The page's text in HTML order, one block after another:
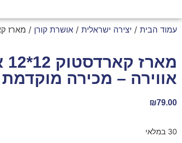
עמוד הבית / יצירה ישראלית / אושרת קורן / מארז קארדסטוק 12*12 אינץ’
אווירה – מכירה מוקדמת
₪79.00
30 במלאי